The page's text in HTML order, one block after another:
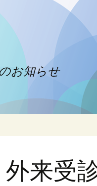
お知らせ
来受